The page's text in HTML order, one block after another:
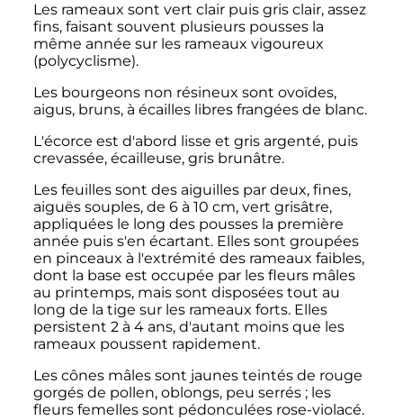
Les rameaux sont vert clair puis gris clair, assez
fins, faisant souvent plusieurs pousses la
même année sur les rameaux vigoureux
(polycyclisme).
Les bourgeons non résineux sont ovoïdes,
aigus, bruns, à écailles libres frangées de blanc.
L'écorce est d'abord lisse et gris argenté, puis
crevassée, écailleuse, gris brunâtre.
Les feuilles sont des aiguilles par deux, fines,
aiguës souples, de 6 à 10 cm, vert grisâtre,
appliquées le long des pousses la première
année puis s'en écartant. Elles sont groupées
en pinceaux à l'extrémité des rameaux faibles,
dont la base est occupée par les fleurs mâles
au printemps, mais sont disposées tout au
long de la tige sur les rameaux forts. Elles
persistent 2 à 4 ans, d'autant moins que les
rameaux poussent rapidement.
Les cônes mâles sont jaunes teintés de rouge
gorgés de pollen, oblongs, peu serrés ; les
fleurs femelles sont pédonculées rose-violacé.